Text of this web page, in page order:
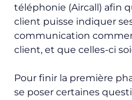
téléphonie (Aircall) afin
client puisse indiquer
communication
client, et que celles-ci
Pour finir la première
se poser certaines